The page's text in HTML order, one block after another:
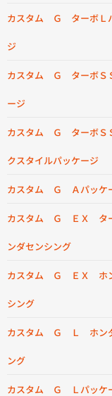
カスタム Ｇ ターボＬ
ジ
カスタム Ｇ ターボＳ
ージ
カスタム Ｇ ターボＳ
クスタイルパッケージ
カスタム Ｇ Ａパッケ
カスタム Ｇ ＥＸ タ
ンダセンシング
カスタム Ｇ ＥＸ ホ
シング
カスタム Ｇ Ｌ ホン
ング
カスタム Ｇ Ｌパッケ